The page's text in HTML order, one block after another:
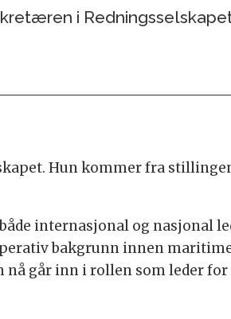
i
Hun kommer fra
internasjonal og nasjonal
bakgrunn innen
går inn i rollen som leder for